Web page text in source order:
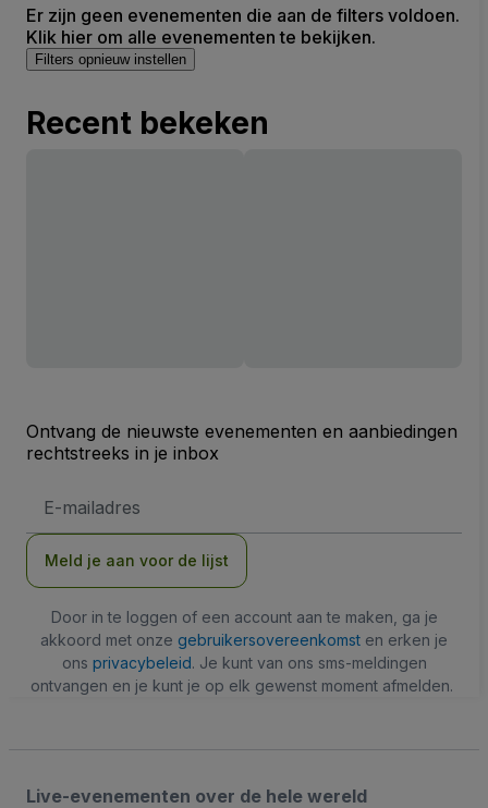
Er zijn geen evenementen die aan de filters voldoen.
Klik hier om alle evenementen te bekijken.
Filters opnieuw instellen
Recent bekeken
Ontvang de nieuwste evenementen en aanbiedingen
rechtstreeks in je inbox
mailadres
Meld je aan voor de lijst
Door in te loggen of een account aan te maken, ga je
akkoord met onze gebruikersovereenkomst en erken je
ons privacybeleid. Je kunt van ons sms-meldingen
ontvangen en je kunt je op elk gewenst moment afmelden.
Live-evenementen over de hele wereld